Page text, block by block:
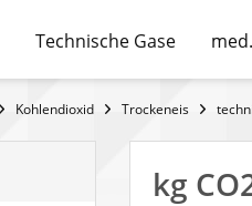
Technische Gase
Kohlendioxid Trockeneis
kg